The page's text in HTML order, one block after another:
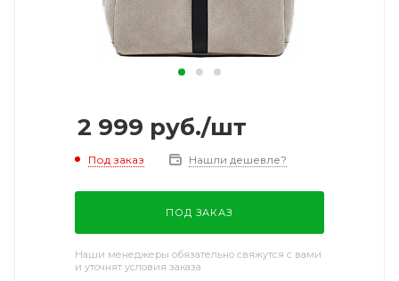
2 999 руб./шт
Под заказ Нашли дешевле?
ПОД ЗАКАЗ
Наши менеджеры обязательно свяжутся с вами
и уточнят условия заказа